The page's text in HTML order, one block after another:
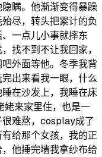
瞒。他渐渐变得暴躁
尽，转头把累计的负
一点儿小事就摔东
找不到不让我回家，
外面等他。冬季我背
出来看我一眼，什么
在沙发上，我睡在床
姥来家里住，也是一
难熬，cosplay成了
给那个女孩，我的正
他捶完墙我拿纱布给